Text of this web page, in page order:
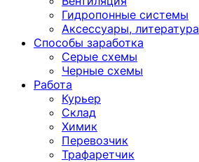
Гидропонные системы
Аксессуары, литература
Способы заработка
Серые схемы
Черные схемы
Работа
Курьер
Склад
Химик
Перевозчик
Трафаретчик